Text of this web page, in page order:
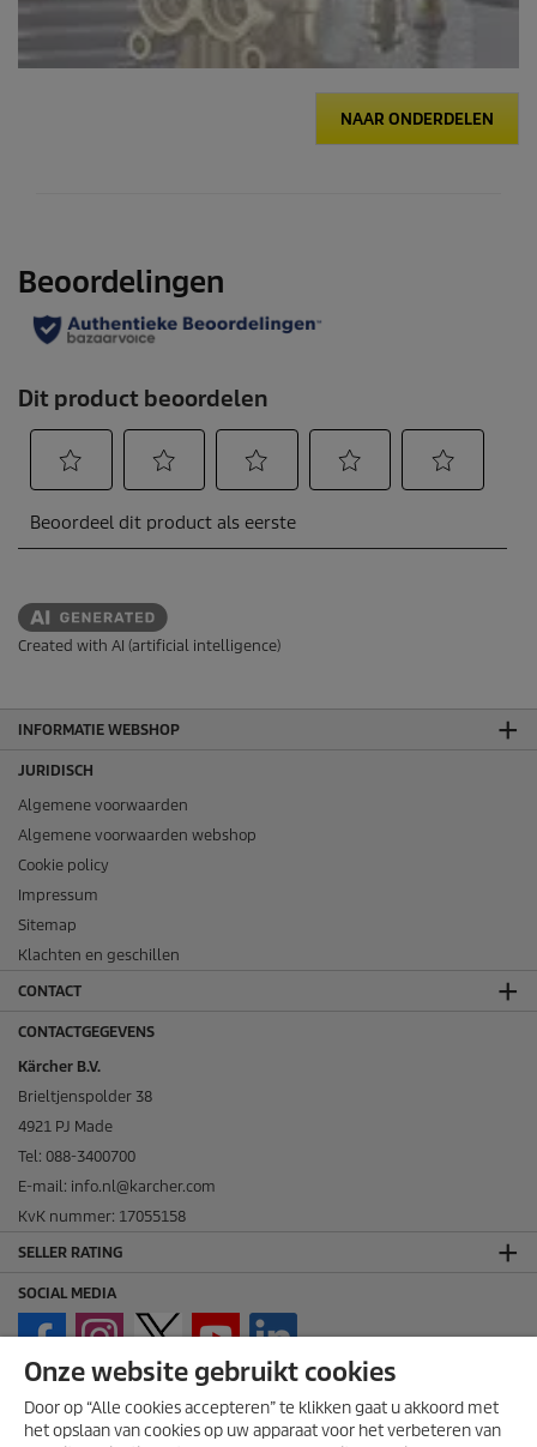
NAAR ONDERDELEN
Created with AI (artificial intelligence)
INFORMATIE WEBSHOP
JURIDISCH
Algemene voorwaarden
Algemene voorwaarden webshop
Cookie policy
Impressum
Sitemap
Klachten en geschillen
CONTACT
CONTACTGEGEVENS
Kärcher B.V.
Brieltjenspolder 38
4921 PJ Made
Tel: 088-3400700
E-mail: info.nl@karcher.com
KvK nummer: 17055158
SELLER RATING
SOCIAL MEDIA
Onze website gebruikt cookies
Door op “Alle cookies accepteren” te klikken gaat u akkoord met
het opslaan van cookies op uw apparaat voor het verbeteren van